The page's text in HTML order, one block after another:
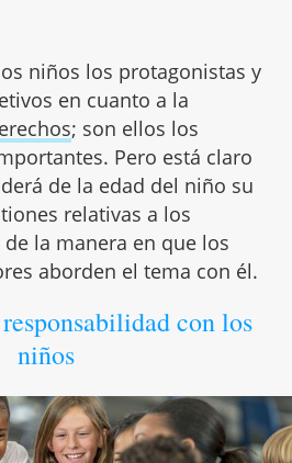
niños los protagonistas y
en cuanto a la
; son ellos los
Pero está claro
de la edad del niño su
relativas a los
la manera en que los
aborden el tema con él.
con los
niños